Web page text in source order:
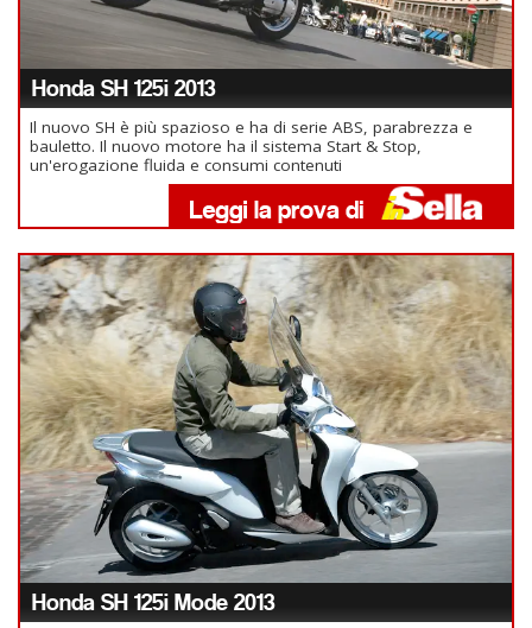
Honda SH 125i 2013
Il nuovo SH è più spazioso e ha di serie ABS, parabrezza e
bauletto. Il nuovo motore ha il sistema Start & Stop,
un'erogazione fluida e consumi contenuti
Honda SH 125i Mode 2013